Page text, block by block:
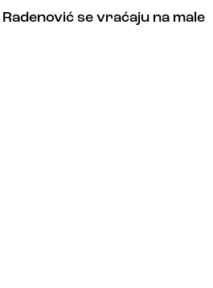
Radenović se vraćaju na male